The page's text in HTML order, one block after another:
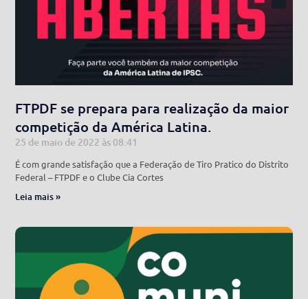
FTPDF se prepara para realização da maior
competição da América Latina.
25 de maio de 2022 08:41
É com grande satisfação que a Federação de Tiro Pratico do Distrito
Federal – FTPDF e o Clube Cia Cortes
Leia mais »